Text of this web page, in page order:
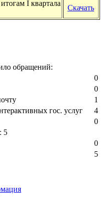
I квартала
Скачать
обращений:
0
0
1
гос. услуг
4
0
5
0
5